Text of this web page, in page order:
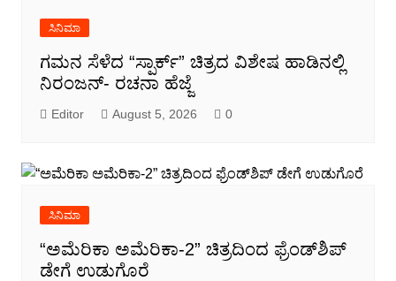
ಸಿನಿಮಾ
ಗಮನ ಸೆಳೆದ “ಸ್ಪಾರ್ಕ್” ಚಿತ್ರದ ವಿಶೇಷ ಹಾಡಿನಲ್ಲಿ
ನಿರಂಜನ್- ರಚನಾ ಹೆಜ್ಜೆ
Editor August 5, 2026 0
ಸಿನಿಮಾ
“ಅಮೆರಿಕಾ ಅಮೆರಿಕಾ-2” ಚಿತ್ರದಿಂದ ಫ್ರೆಂಡ್‍ಶಿಪ್
ಡೇಗೆ ಉಡುಗೊರೆ